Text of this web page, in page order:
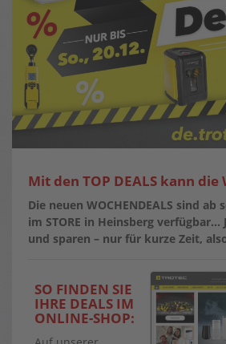
Mit den TOP DEALS kann
Die neuen WOCHENDEALS sind ab
im STORE in Heinsberg verfügbar…
und sparen – nur für kurze Zeit,
SO FINDEN SIE
IHRE DEALS IM
ONLINE-SHOP: